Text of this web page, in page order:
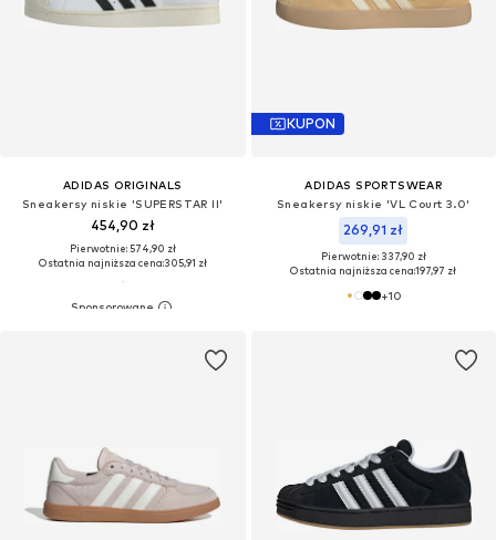
ADIDAS ORIGINALS
Sneakersy niskie 'SUPERSTAR II'
454,90 zł
Pierwotnie: 574,90 zł
Ostatnia najniższa cena:305,91 zł
KUPON
ADIDAS SPORTSWEAR
Sneakersy niskie 'VL Court 3.0'
269,91 zł
Pierwotnie: 337,90 zł
Ostatnia najniższa cena:197,97 zł
+10